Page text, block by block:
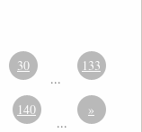
30
...
133
140
...
»